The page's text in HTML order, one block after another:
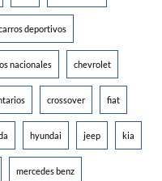
deportivos
nacionales chevrolet
crossover fiat
hyundai jeep kia
mercedes benz